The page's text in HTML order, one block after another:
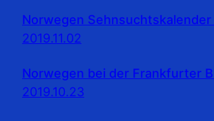
Norwegen
2019.11.02
Norwegen bei der Frankfurter
2019.10.23